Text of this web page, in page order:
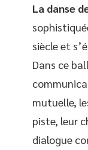
La danse
siècle et
Dans ce
mutuelle,
piste, leur
dialogue